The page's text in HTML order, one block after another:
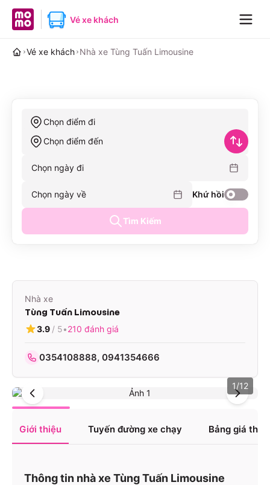
MoMo home pageVé xe khách
Vé xe khách Nhà xe Tùng Tuấn Limousine
Chọn điểm đi
Chọn điểm đến
Chọn ngày đi
Khứ hồi
Chọn ngày về
Tìm Kiếm
Nhà xe
Tùng Tuấn Limousine
3.9 / 5•210 đánh giá
0354108888, 0941354666
1/12
Giới thiệu Tuyến đường xe chạy Bảng giá
Thông tin nhà xe Tùng Tuấn Limousine